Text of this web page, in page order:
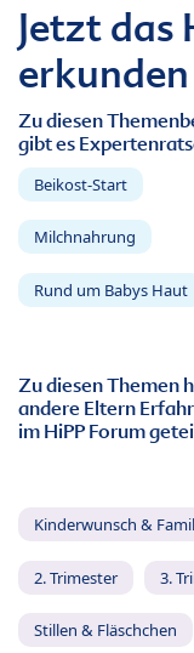
Jetzt das
erkunden
Zu diesen
gibt es
Beikost-Start
Milchnahrung
Rund um Babys Haut
Zu diesen Themen
andere Eltern
im HiPP Forum
Kinderwunsch &
2. Trimester 3.
Stillen & Fläschchen